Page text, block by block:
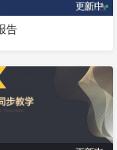
更新中
告